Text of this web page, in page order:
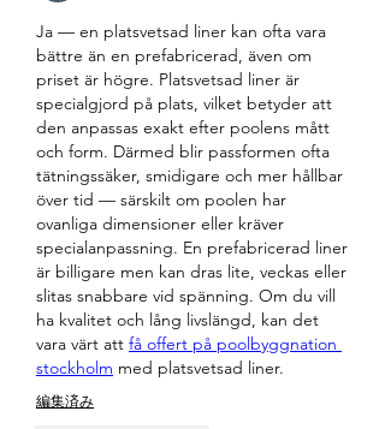
Ja — en platsvetsad liner kan ofta vara
bättre än en prefabricerad, även om
priset är högre. Platsvetsad liner är
specialgjord på plats, vilket betyder att
den anpassas exakt efter poolens mått
och form. Därmed blir passformen ofta
tätningssäker, smidigare och mer hållbar
över tid — särskilt om poolen har
ovanliga dimensioner eller kräver
specialanpassning. En prefabricerad liner
är billigare men kan dras lite, veckas eller
slitas snabbare vid spänning. Om du vill
ha kvalitet och lång livslängd, kan det
vara värt att få offert på poolbyggnation
stockholm med platsvetsad liner.
編集済み